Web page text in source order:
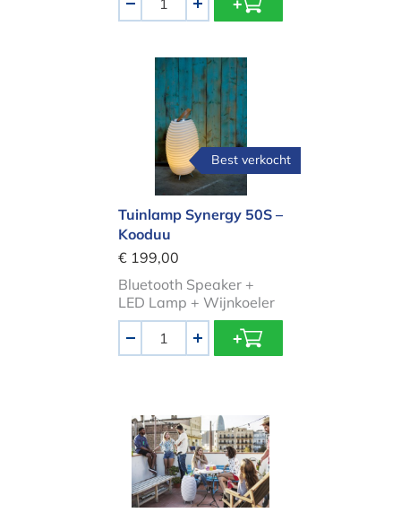
+
Tuinlamp Synergy 50S – Kooduu
Best verkocht
Tuinlamp Synergy 50S –
Kooduu
€ 199,00
Bluetooth Speaker +
LED Lamp + Wijnkoeler
+